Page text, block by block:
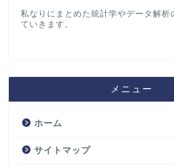
私なりにまとめた統計学やデータ解析
ていきます。
メニュー
ホーム
サイトマップ